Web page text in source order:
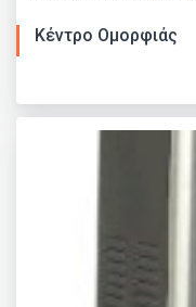
Κέντρο Ομορφιάς